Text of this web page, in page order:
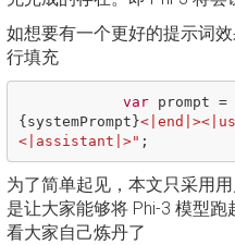
如想要有一个更好的提示词
行填充
var prompt =
{systemPrompt}
<|assistant|>" ;
为了简单起见，本文只采用
是让大家能够将 Phi-3 模型
看大家自己炼丹了